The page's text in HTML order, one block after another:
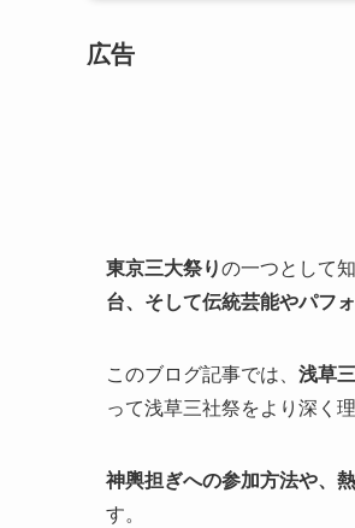
広告
東京三大祭りの一つとして
台、そして伝統芸能やパフ
このブログ記事では、 浅草
って浅草三社祭をより深く
神輿担ぎへの参加方法や、
す。